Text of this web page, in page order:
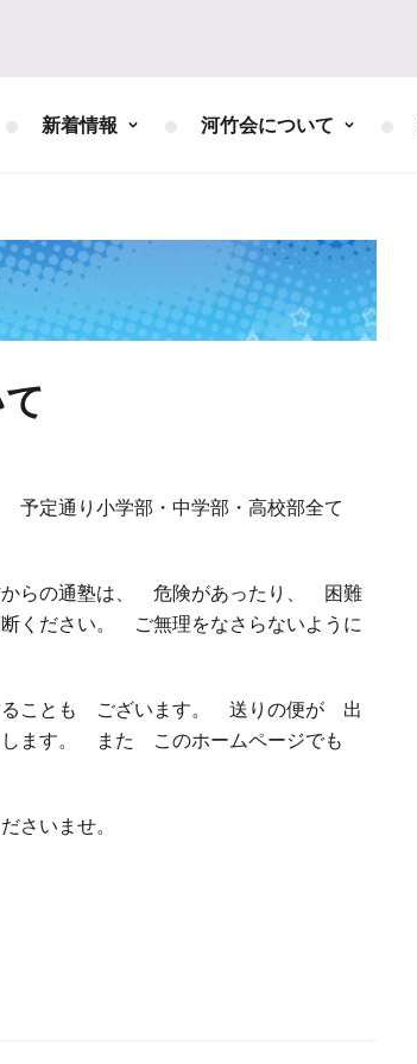
新着情報 河竹会について
予定通り小学部・中学部・高校部全て
からの通塾は、 危険があったり、 困難
ください。 ご無理をなさらないように
ることも ございます。 送りの便が 出
ます。 また このホームページでも
いませ。